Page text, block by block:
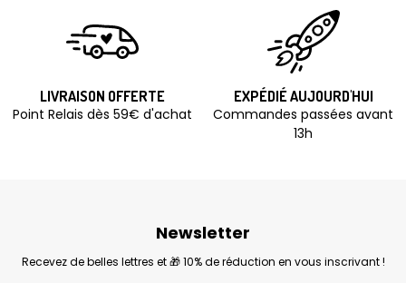
LIVRAISON OFFERTE
Point Relais dès 59€ d'achat
EXPÉDIÉ AUJOURD'HUI
Commandes passées avant
13h
Newsletter
Recevez de belles lettres et 🎁 10% de réduction en vous inscrivant !